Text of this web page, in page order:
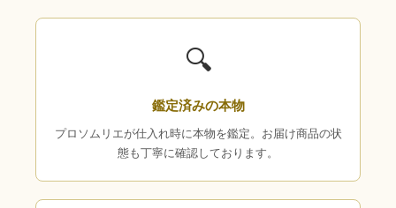
🔍
鑑定済みの本物
プロソムリエが仕入れ時に本物を鑑定。お届け商品の状
態も丁寧に確認しております。